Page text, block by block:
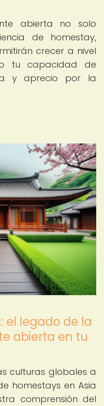
abierta no solo
de homestay,
crecer a nivel
tu capacidad de
y aprecio por la
el legado de la
abierta en tu
culturas globales a
homestays en Asia
comprensión del